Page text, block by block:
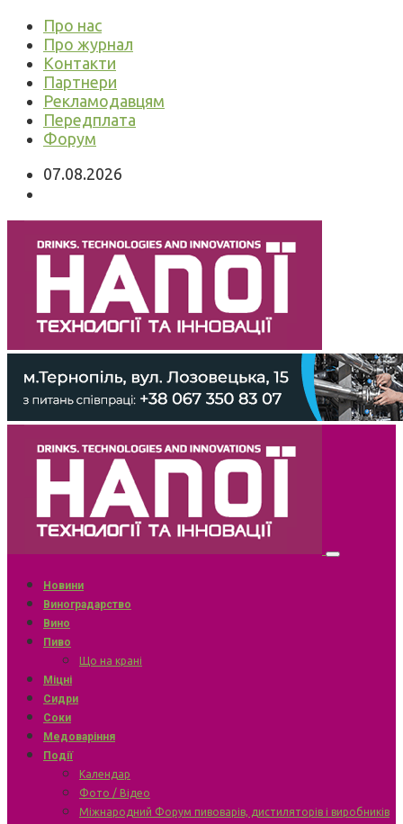
Про нас
Про журнал
Контакти
Партнери
Рекламодавцям
Передплата
Форум
07.08.2026
Новини
Виноградарство
Вино
Пиво
Що на крані
Міцні
Сидри
Соки
Медоваріння
Події
Календар
Фото / Відео
Міжнародний Форум пивоварів, дистиляторів і виробників